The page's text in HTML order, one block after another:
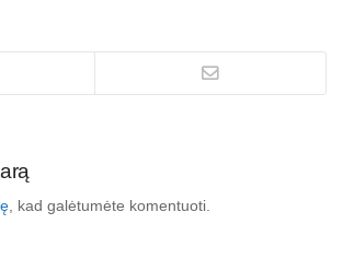
, kad galėtumėte komentuoti.